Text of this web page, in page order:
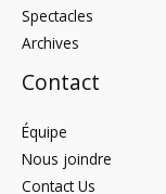
Spectacles
Archives
Contact
Équipe
Nous joindre
Contact Us